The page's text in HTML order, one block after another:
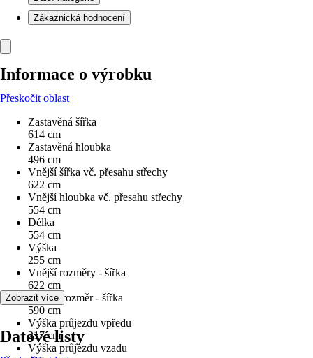
Zákaznická hodnocení
Informace o výrobku
Přeskočit oblast
Zastavěná šířka
614 cm
Zastavěná hloubka
496 cm
Vnější šířka vč. přesahu střechy
622 cm
Vnější hloubka vč. přesahu střechy
554 cm
Délka
554 cm
Výška
255 cm
Vnější rozměry - šířka
622 cm
Vnitřní rozměr - šířka
590 cm
Výška průjezdu vpředu
217 cm
Výška průjezdu vzadu
Zobrazit více
Datové listy